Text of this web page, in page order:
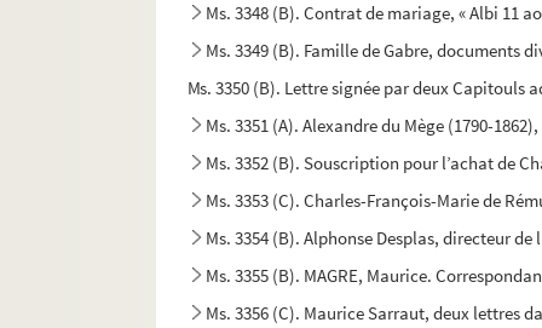
Ms. 3348 (B). Contrat de mariage, « Albi 11
Ms. 3349 (B). Famille de Gabre, documents
Ms. 3350 (B). Lettre signée par deux Capitouls
Ms. 3351 (A). Alexandre du Mège (1790-
Ms. 3352 (B). Souscription pour l’achat de
Ms. 3353 (C). Charles-François-Marie de
Ms. 3354 (B). Alphonse Desplas, directeur
Ms. 3355 (B). MAGRE, Maurice.
Ms. 3356 (C). Maurice Sarraut, deux lettres